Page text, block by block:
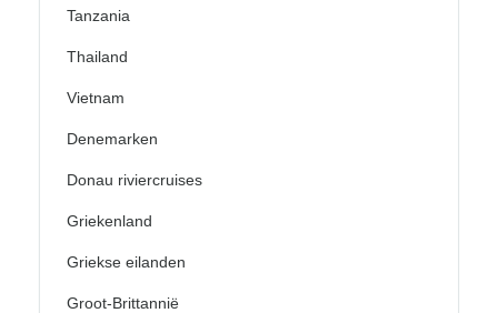
Tanzania
Thailand
Vietnam
Denemarken
Donau riviercruises
Griekenland
Griekse eilanden
Groot-Brittannië